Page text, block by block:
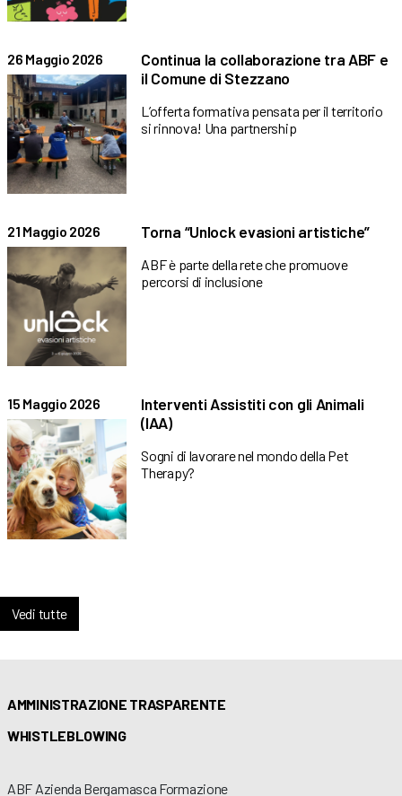
26 Maggio 2026
Continua la collaborazione tra ABF e
il Comune di Stezzano
L’offerta formativa pensata per il territorio
si rinnova! Una partnership
21 Maggio 2026 Torna “Unlock evasioni artistiche”
ABF è parte della rete che promuove
percorsi di inclusione
15 Maggio 2026
Interventi Assistiti con gli Animali
(IAA)
Sogni di lavorare nel mondo della Pet
Therapy?
Vedi tutte
AMMINISTRAZIONE TRASPARENTE
WHISTLEBLOWING
ABF Azienda Bergamasca Formazione